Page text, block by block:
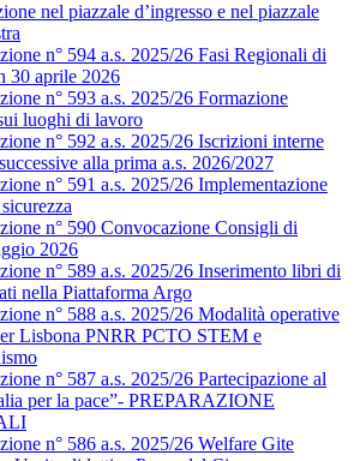
nel piazzale d’ingresso e nel piazzale
n° 594 a.s. 2025/26 Fasi Regionali di
30 aprile 2026
n° 593 a.s. 2025/26 Formazione
luoghi di lavoro
n° 592 a.s. 2025/26 Iscrizioni interne
alla prima a.s. 2026/2027
n° 591 a.s. 2025/26 Implementazione
n° 590 Convocazione Consigli di
2026
n° 589 a.s. 2025/26 Inserimento libri di
nella Piattaforma Argo
n° 588 a.s. 2025/26 Modalità operative
Lisbona PNRR PCTO STEM e
n° 587 a.s. 2025/26 Partecipazione al
per la pace”- PREPARAZIONE
n° 586 a.s. 2025/26 Welfare Gite